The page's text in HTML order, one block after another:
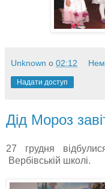
Unknown о 02:12
Надати доступ
Дід Мороз
27 грудня
Вербівській школі.